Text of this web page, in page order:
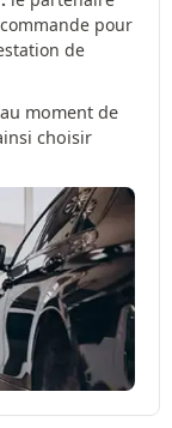
pour
de
moment de
choisir